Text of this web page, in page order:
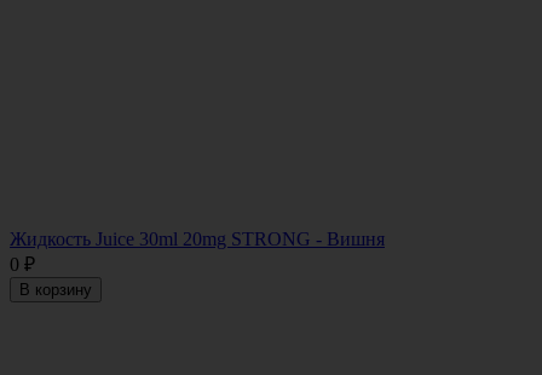
Жидкость Juice 30ml 20mg STRONG - Вишня
0 ₽
В корзину